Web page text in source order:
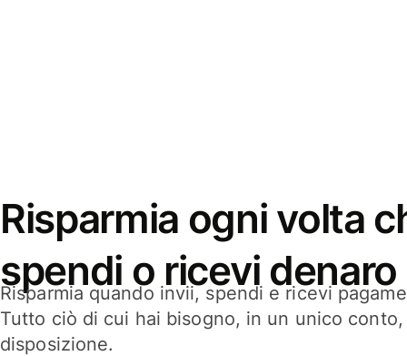
Risparmia ogni volta
spendi o ricevi denaro
Risparmia quando invii, spendi e ricevi
Tutto ciò di cui hai bisogno, in un unico
disposizione.